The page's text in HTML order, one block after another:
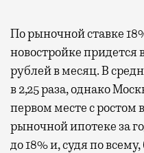
По рыночной ставке
новостройке придется
рублей в месяц. В
в 2,25 раза, однако
первом месте с ростом
рыночной ипотеке за
до 18% и, судя по